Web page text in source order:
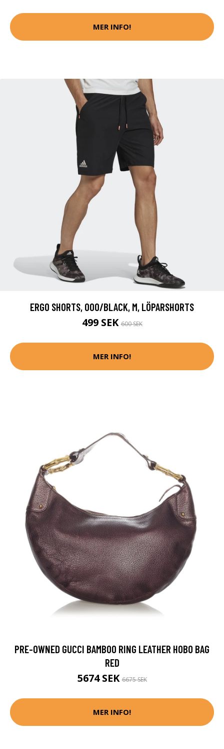
MER INFO!
ERGO SHORTS, 000/BLACK, M, LÖPARSHORTS
499 SEK600 SEK
MER INFO!
PRE-OWNED GUCCI BAMBOO RING LEATHER HOBO BAG
RED
5674 SEK6675 SEK
MER INFO!